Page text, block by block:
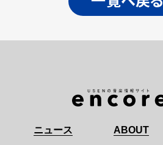
ニュース ABOUT